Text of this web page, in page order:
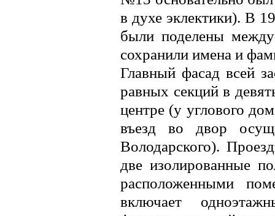
в духе эклектики). В
были поделены
сохранили имена и
Главный фасад всей
равных секций в
центре (у углового
въезд во двор
Володарского).
две изолированные
расположенными
включает